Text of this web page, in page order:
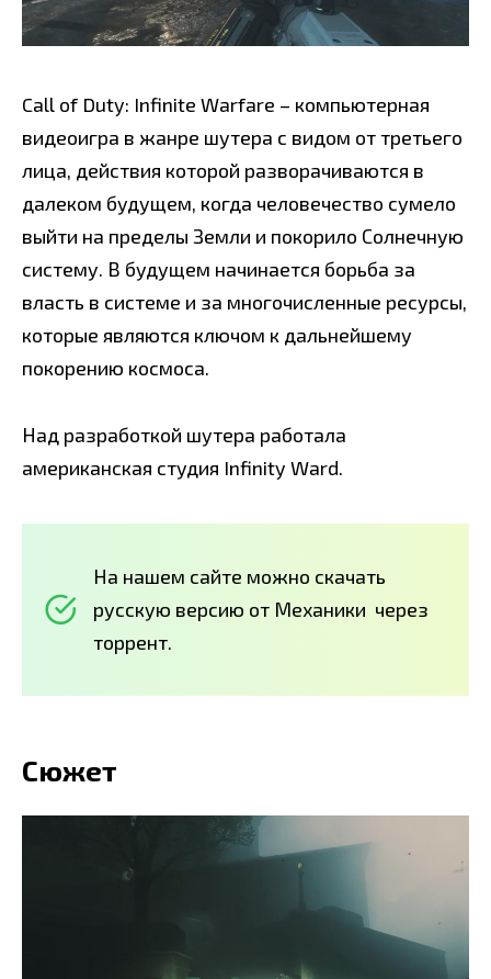
Call of Duty: Infinite Warfare – компьютерная
видеоигра в жанре шутера с видом от третьего
лица, действия которой разворачиваются в
далеком будущем, когда человечество сумело
выйти на пределы Земли и покорило Солнечную
систему. В будущем начинается борьба за
власть в системе и за многочисленные ресурсы,
которые являются ключом к дальнейшему
покорению космоса.
Над разработкой шутера работала
американская студия Infinity Ward.
На нашем сайте можно скачать
русскую версию от Механики через
торрент.
Сюжет